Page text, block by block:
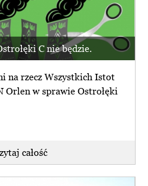
C nie będzie.
na rzecz Wszystkich Istot
Orlen w sprawie Ostrołęki
całość